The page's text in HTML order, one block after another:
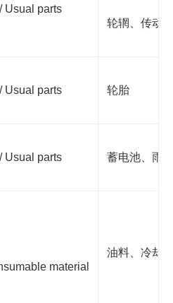
Usual parts
轮辋、传动
Usual parts 轮胎
Usual parts 蓄电池、雨
material
油料、冷却